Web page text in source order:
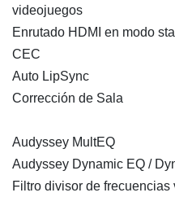
videojuegos
Enrutado HDMI en modo
CEC
Auto LipSync
Corrección de Sala
Audyssey MultEQ
Audyssey Dynamic EQ /
Filtro divisor de frecuencias